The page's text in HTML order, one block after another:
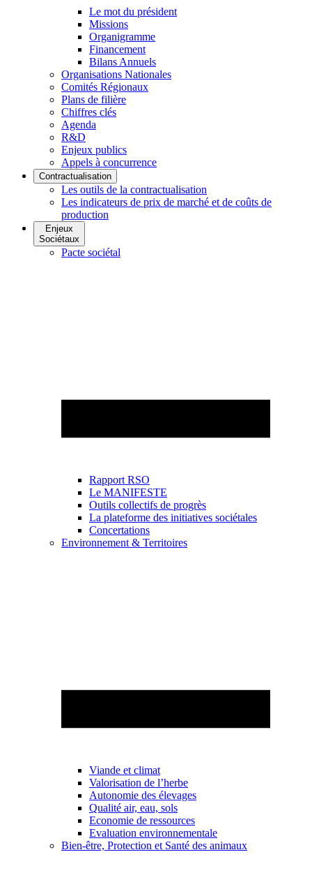
Le mot du président
Missions
Organigramme
Financement
Bilans Annuels
Organisations Nationales
Comités Régionaux
Plans de filière
Chiffres clés
Agenda
R&D
Enjeux publics
Appels à concurrence
Contractualisation
Les outils de la contractualisation
Les indicateurs de prix de marché et de coûts de
production
Enjeux
Sociétaux
Pacte sociétal
Rapport RSO
Le MANIFESTE
Outils collectifs de progrès
La plateforme des initiatives sociétales
Concertations
Environnement & Territoires
Viande et climat
Valorisation de l’herbe
Autonomie des élevages
Qualité air, eau, sols
Economie de ressources
Evaluation environnementale
Bien-être, Protection et Santé des animaux